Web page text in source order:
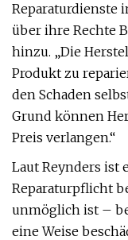
Reparaturdienste
über ihre Rechte
hinzu. „Die
Produkt zu
den Schaden
Grund können
Preis verlangen.“
Laut Reynders ist
Reparaturpflicht
unmöglich ist –
eine Weise